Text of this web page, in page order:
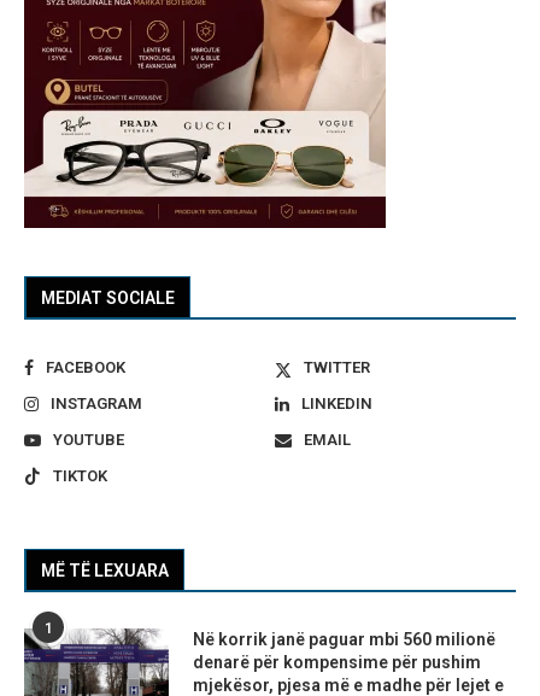
MEDIAT SOCIALE
FACEBOOK
TWITTER
INSTAGRAM
LINKEDIN
YOUTUBE
EMAIL
TIKTOK
MË TË LEXUARA
1
Në korrik janë paguar mbi 560 milionë
denarë për kompensime për pushim
mjekësor, pjesa më e madhe për lejet e